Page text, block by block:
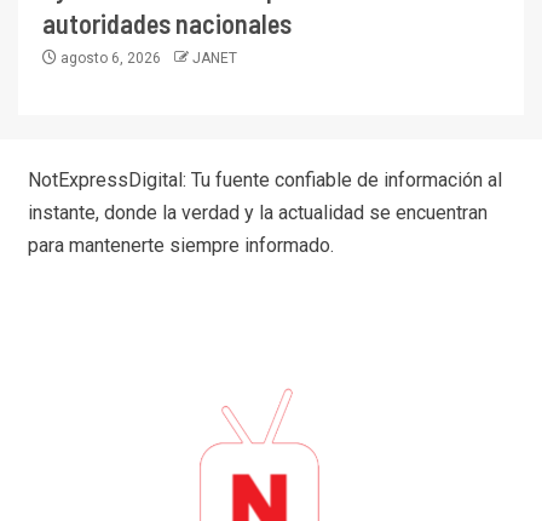
autoridades nacionales
agosto 6, 2026 JANET
NotExpressDigital: Tu fuente confiable de información al
instante, donde la verdad y la actualidad se encuentran
para mantenerte siempre informado.